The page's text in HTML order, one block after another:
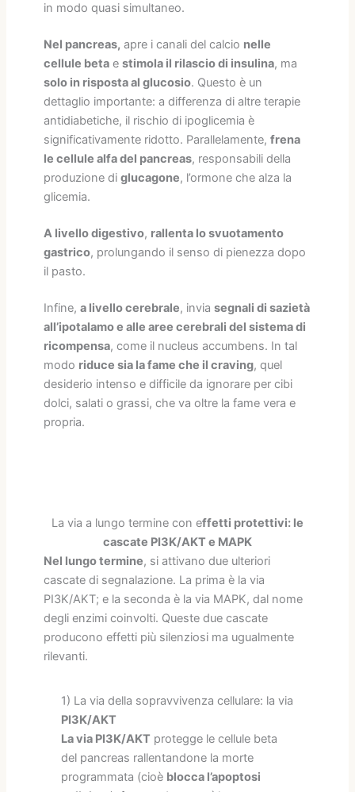
in modo quasi simultaneo.
Nel pancreas, apre i canali del calcio nelle
cellule beta estimola il rilascio di insulina, ma
solo in risposta al glucosio. Questo è un
dettaglio importante: a differenza di altre terapie
antidiabetiche, il rischio di ipoglicemia è
significativamente ridotto. Parallelamente,frena
le cellule alfa del pancreas, responsabili della
produzione diglucagone, l’ormone che alza la
glicemia.
A livello digestivo, rallenta lo svuotamento
gastrico, prolungando il senso di pienezza dopo
il pasto.
Infine,a livello cerebrale, inviasegnali di sazietà
all’ipotalamo e alle aree cerebrali del sistema di
ricompensa, come il nucleus accumbens. In tal
modo riduce sia la fame che il craving, quel
desiderio intenso e difficile da ignorare per cibi
dolci, salati o grassi, che va oltre la fame vera e
propria.
La via a lungo termine con effetti protettivi: le
cascate PI3K/AKT e MAPK
Nel lungo termine, si attivano due ulteriori
cascate di segnalazione. La prima è la via
PI3K/AKT; e la seconda è la via MAPK, dal nome
degli enzimi coinvolti. Queste due cascate
producono effetti più silenziosi ma ugualmente
rilevanti.
1) La via della sopravvivenza cellulare: la via
PI3K/AKT
La via PI3K/AKT protegge le cellule beta
del pancreas rallentandone la morte
programmata (cioè blocca l’apoptosi